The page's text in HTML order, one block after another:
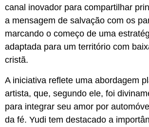
canal inovador para compartilhar
a mensagem de salvação com os
marcando o começo de uma
adaptada para um território com
cristã.
A iniciativa reflete uma abordagem
artista, que, segundo ele, foi
para integrar seu amor por
da fé. Yudi tem destacado a